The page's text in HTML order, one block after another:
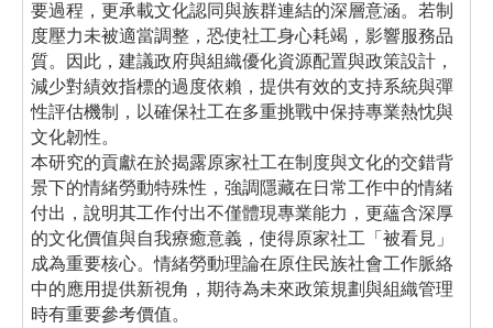
要過程，更承載文化認同與族群連結的深層意涵。若制
度壓力未被適當調整，恐使社工身心耗竭，影響服務品
質。因此，建議政府與組織優化資源配置與政策設計，
減少對績效指標的過度依賴，提供有效的支持系統與彈
性評估機制，以確保社工在多重挑戰中保持專業熱忱與
文化韌性。
本研究的貢獻在於揭露原家社工在制度與文化的交錯背
景下的情緒勞動特殊性，強調隱藏在日常工作中的情緒
付出，說明其工作付出不僅體現專業能力，更蘊含深厚
的文化價值與自我療癒意義，使得原家社工「被看見」
成為重要核心。情緒勞動理論在原住民族社會工作脈絡
中的應用提供新視角，期待為未來政策規劃與組織管理
時有重要參考價值。